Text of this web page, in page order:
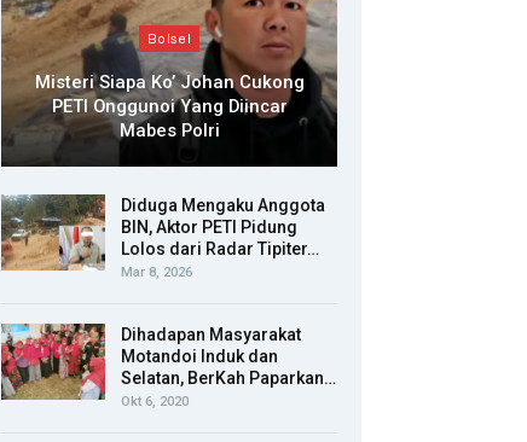
Bolsel
Misteri Siapa Ko’ Johan Cukong
PETI Onggunoi Yang Diincar
Mabes Polri
Diduga Mengaku Anggota
BIN, Aktor PETI Pidung
Lolos dari Radar Tipiter…
Mar 8, 2026
Dihadapan Masyarakat
Motandoi Induk dan
Selatan, BerKah Paparkan…
Okt 6, 2020